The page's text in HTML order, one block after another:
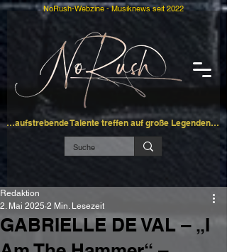
…aufstrebende Talente treffen auf große Legenden…
NoRush-Webzine - Musiknews seit 2022
GABRIELLE DE VAL – „I
Redaktion
2. Mai 2025 2 Min. Lesezeit